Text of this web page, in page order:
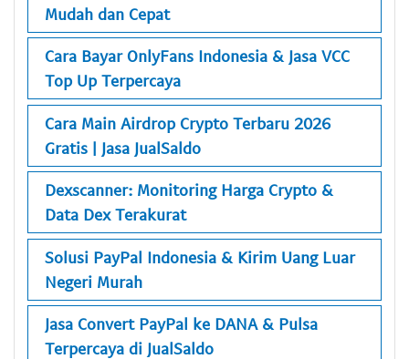
Mudah dan Cepat
Cara Bayar OnlyFans Indonesia & Jasa VCC
Top Up Terpercaya
Cara Main Airdrop Crypto Terbaru 2026
Gratis | Jasa JualSaldo
Dexscanner: Monitoring Harga Crypto &
Data Dex Terakurat
Solusi PayPal Indonesia & Kirim Uang Luar
Negeri Murah
Jasa Convert PayPal ke DANA & Pulsa
Terpercaya di JualSaldo